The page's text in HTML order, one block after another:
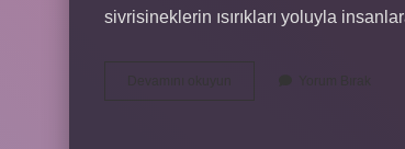
sivrisineklerin ısırıkları yoluyla